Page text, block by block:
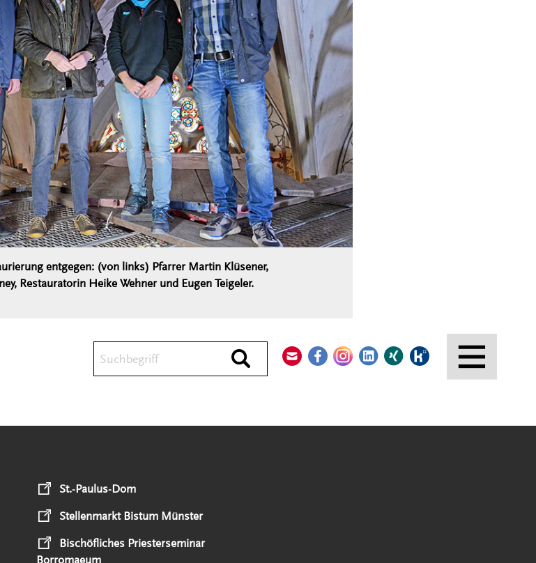
Durchsuchen
entgegen: (von links) Pfarrer Martin Klüsener,
Restauratorin Heike Wehner und Eugen Teigeler.
St.-Paulus-Dom
Stellenmarkt Bistum Münster
Bischöfliches Priesterseminar
Borromaeum